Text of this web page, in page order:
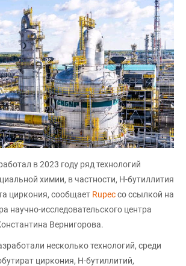
в 2023 году ряд технологий
химии, в частности, Н-бутиллития
циркония, сообщает Rupecсо ссылкой на
научно-исследовательского центра
Вернигорова.
несколько технологий, среди
циркония, Н-бутиллитий,